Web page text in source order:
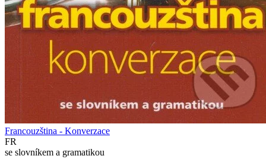
Francouzština - Konverzace
FR
se slovníkem a gramatikou